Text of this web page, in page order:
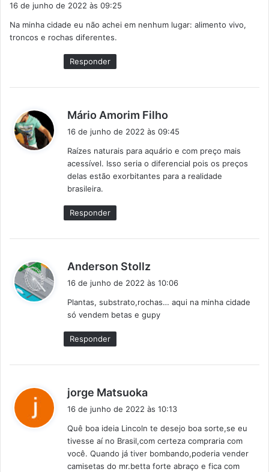
s
16 de junho de 2022 às 09:25
Na minha cidade eu não achei em nenhum lugar: alimento vivo,
troncos e rochas diferentes.
Responder
Mário Amorim Filho
s
e
:
16 de junho de 2022 às 09:45
Raízes naturais para aquário e com preço mais
acessível. Isso seria o diferencial pois os preços
delas estão exorbitantes para a realidade
brasileira.
Responder
Anderson Stollz
s
e
16 de junho de 2022 às 10:06
Plantas, substrato,rochas… aqui na minha cidade
só vendem betas e gupy
Responder
jorge Matsuoka
i
s
e
16 de junho de 2022 às 10:13
Quê boa ideia Lincoln te desejo boa sorte,se eu
tivesse aí no Brasil,com certeza compraria com
você. Quando já tiver bombando,poderia vender
camisetas do mr.betta forte abraço e fica com